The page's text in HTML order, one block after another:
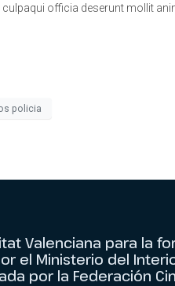
officia deserunt mollit
policia
Valenciana para la
el Ministerio del
por la Federación